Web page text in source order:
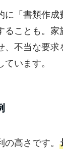
に「書類作成
ることも。家
、不当な要求
います。
高さです。